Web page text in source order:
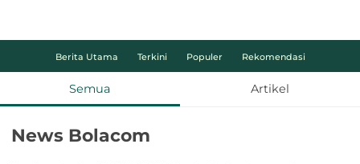
Berita Utama Terkini Populer Rekomendasi
Semua Artikel
News Bolacom